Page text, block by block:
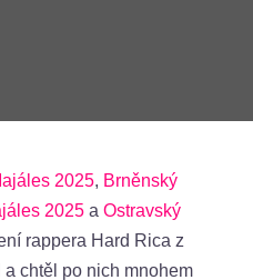
2025, Brněnský
2025 a Ostravský
rappera Hard Rica z
chtěl po nich mnohem